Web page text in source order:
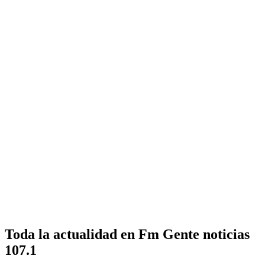
Toda la actualidad en Fm Gente noticias
107.1